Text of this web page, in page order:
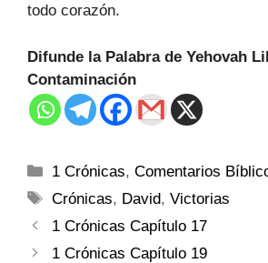
todo corazón.
Difunde la Palabra de Yehovah
Contaminación
1 Crónicas,Comentarios
Crónicas, David,Victorias
1 Crónicas Capítulo 17
1 Crónicas Capítulo 19